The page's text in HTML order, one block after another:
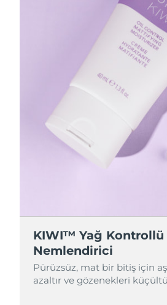
KIWI™ Yağ Kontrollü
Nemlendirici
Pürüzsüz, mat bir bitiş için
azaltır ve gözenekleri